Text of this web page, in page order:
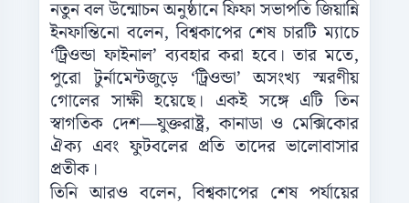
নতুন বল উন্মোচন অনুষ্ঠানে ফিফা সভাপতি জিয়ান্নি
ইনফান্তিনো বলেন, বিশ্বকাপের শেষ চারটি ম্যাচে
‘ট্রিওন্ডা ফাইনাল’ ব্যবহার করা হবে। তার মতে,
পুরো টুর্নামেন্টজুড়ে ‘ট্রিওন্ডা’ অসংখ্য স্মরণীয়
গোলের সাক্ষী হয়েছে। একই সঙ্গে এটি তিন
স্বাগতিক দেশ—যুক্তরাষ্ট্র, কানাডা ও মেক্সিকোর
ঐক্য এবং ফুটবলের প্রতি তাদের ভালোবাসার
প্রতীক।
তিনি আরও বলেন, বিশ্বকাপের শেষ পর্যায়ের